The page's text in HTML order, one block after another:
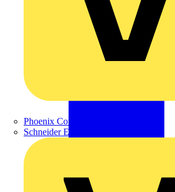
Phoenix Contact
Schneider Electric